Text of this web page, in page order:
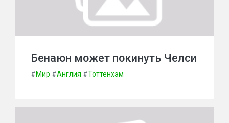
Бенаюн может покинуть Челси
#Мир #Англия #Тоттенхэм